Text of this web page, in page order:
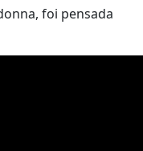
foi pensada